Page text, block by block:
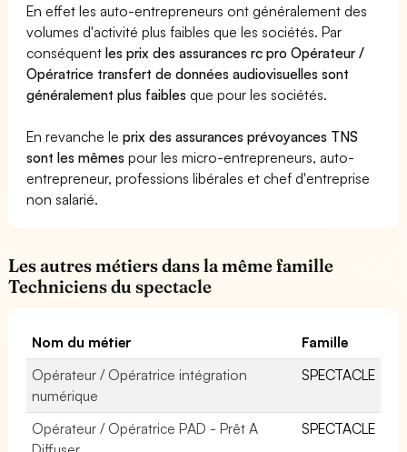
En effet les auto-entrepreneurs ont généralement des
volumes d'activité plus faibles que les sociétés. Par
conséquentles prix des assurances rc pro Opérateur /
Opératrice transfert de données audiovisuelles sont
généralement plus faibles que pour les sociétés.
En revanche leprix des assurances prévoyances TNS
sont les mêmes pour les micro-entrepreneurs, auto-
entrepreneur, professions libérales et chef d'entreprise
non salarié.
Les autres métiers dans la même famille
Techniciens du spectacle
Nom du métier
Famille
Opérateur / Opératrice intégration
numérique
SPECTACLE
Opérateur / Opératrice PAD - Prêt A
SPECTACLE